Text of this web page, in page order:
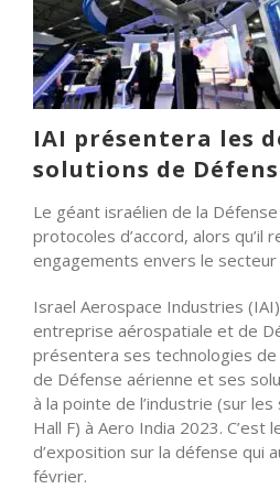
IAI présentera les
solutions de
Le géant israélien de la
protocoles d’accord, alors qu’il
engagements envers le
Israel Aerospace Industries
entreprise aérospatiale et de
présentera ses technologies
de Défense aérienne et ses
à la pointe de l’industrie (sur
Hall F) à Aero India 2023. C’est
d’exposition sur la défense qui
février.